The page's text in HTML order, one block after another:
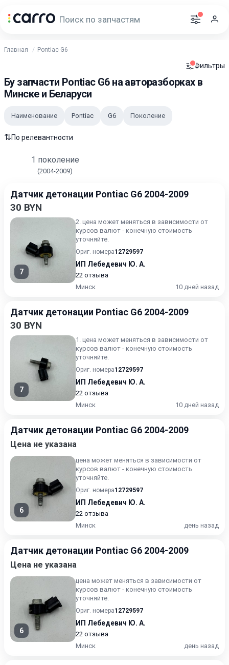
Главная Pontiac G6
Фильтры
Бу запчасти Pontiac G6 на авторазборках в
Минске и Беларуси
Наименование Pontiac G6 Поколение
⇅По релевантности
1 поколение
(2004-2009)
Датчик детонации Pontiac G6 2004-2009
30 BYN
7
2. цена может меняться в зависимости от
курсов валют - конечную стоимость
уточняйте.
Ориг. номера12729597
ИП Лебедевич Ю. А.
22 отзыва
Минск
10 дней назад
Датчик детонации Pontiac G6 2004-2009
30 BYN
7
1. цена может меняться в зависимости от
курсов валют - конечную стоимость
уточняйте.
Ориг. номера12729597
ИП Лебедевич Ю. А.
22 отзыва
Минск
10 дней назад
Датчик детонации Pontiac G6 2004-2009
Цена не указана
6
цена может меняться в зависимости от
курсов валют - конечную стоимость
уточняйте.
Ориг. номера12729597
ИП Лебедевич Ю. А.
22 отзыва
Минск
день назад
Датчик детонации Pontiac G6 2004-2009
Цена не указана
6
цена может меняться в зависимости от
курсов валют - конечную стоимость
уточняйте.
Ориг. номера12729597
ИП Лебедевич Ю. А.
22 отзыва
Минск
день назад